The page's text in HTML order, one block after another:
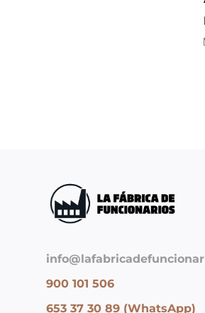
900 101 506
653 37 30 89 (WhatsApp)